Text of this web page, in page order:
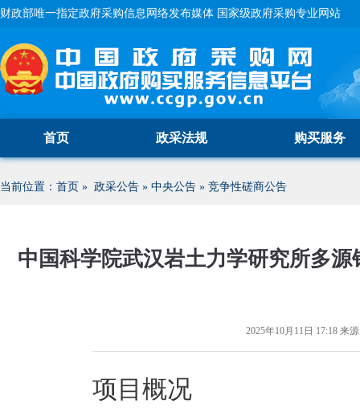
财政部唯一指定政府采购信息网络发布媒体 国家级政府采购专业网站
首页 政采法规 购买服务
当前位置： 首页 » 政采公告 » 中央公告 » 竞争性磋商公告
中国科学院武汉岩土力学研究所多
2025年10月11日 17:18 来
项目概况